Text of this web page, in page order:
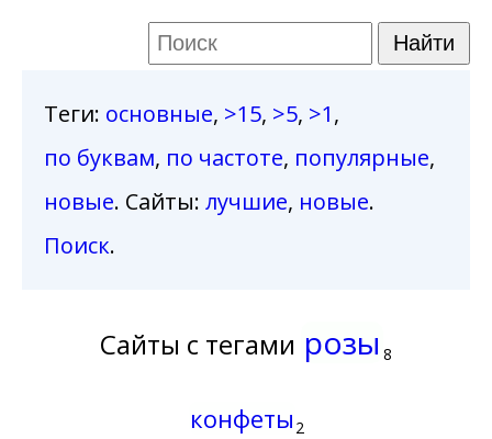
Теги: основные, >15, >5, >1,
по буквам, по частоте, популярные,
новые. Сайты: лучшие, новые.
Поиск.
Сайты с тегами розы 8
конфеты 2